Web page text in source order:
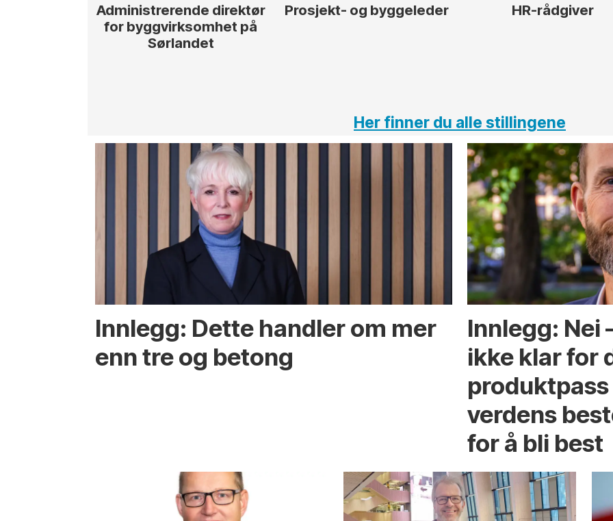
Administrerende direktør
for byggvirksomhet på
Sørlandet
Prosjekt- og byggeleder HR-rådgiver
Her finner du alle stillingene
Innlegg: Dette handler om mer
enn tre og betong
Innlegg: Nei
ikke klar for
verdens
for å bli best